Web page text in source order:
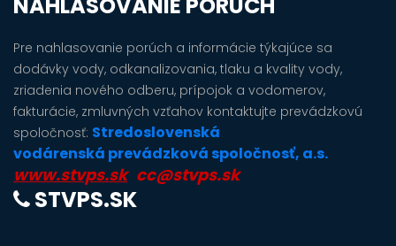
Pre nahlasovanie porúch a informácie týkajúce sa
dodávky vody, odkanalizovania, tlaku a kvality vody,
zriadenia nového odberu, prípojok a vodomerov,
fakturácie, zmluvných vzťahov kontaktujte prevádzkovú
spoločnosť: Stredoslovenská
vodárenská prevádzková spoločnosť, a.s.
www.stvps.sk cc@stvps.sk
STVPS.SK